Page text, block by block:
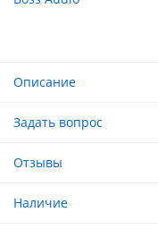
Описание
Задать вопрос
Отзывы
Наличие